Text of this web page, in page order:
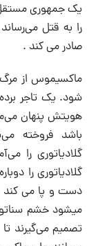
یک جمهوری
را به قتل
صادر می کند .
ماکسیموس از مرگ
شود. یک تاجر
هویتش پنهان
باشد فروخته
گلادیاتوری را
گلادیاتوری را
دست و پا می کند
میشود خشم
تصمیم می‌گیرند تا